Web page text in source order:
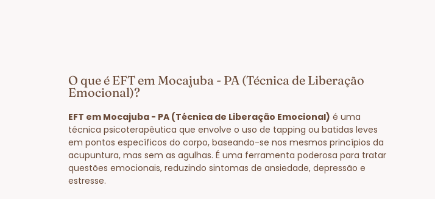
O que é EFT em Mocajuba - PA (Técnica de Liberação
Emocional)?
EFT em Mocajuba - PA (Técnica de Liberação Emocional) é uma
técnica psicoterapêutica que envolve o uso de tapping ou batidas leves
em pontos específicos do corpo, baseando-se nos mesmos princípios da
acupuntura, mas sem as agulhas. É uma ferramenta poderosa para tratar
questões emocionais, reduzindo sintomas de ansiedade, depressão e
estresse.